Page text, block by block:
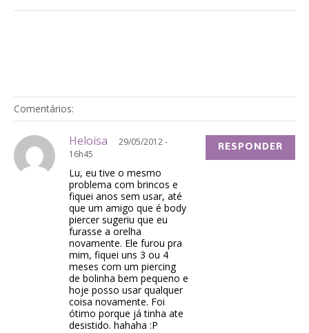
Comentários:
Heloisa
29/05/2012 -
16h45
Lu, eu tive o mesmo
problema com brincos e
fiquei anos sem usar, até
que um amigo que é body
piercer sugeriu que eu
furasse a orelha
novamente. Ele furou pra
mim, fiquei uns 3 ou 4
meses com um piercing
de bolinha bem pequeno e
hoje posso usar qualquer
coisa novamente. Foi
ótimo porque já tinha ate
desistido. hahaha :P
RESPONDER